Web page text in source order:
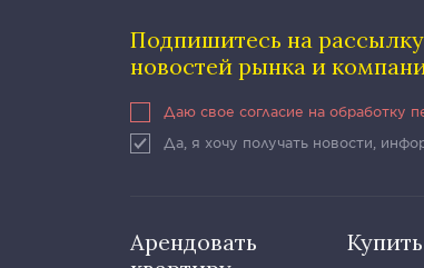
Подпишитесь на рассылку
новостей рынка и
Даю свое согласие на обработку
Да, я хочу получать новости,
Арендовать